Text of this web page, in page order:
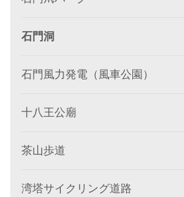
石門洞
石門風力発電（風車公園）
十八王公廟
茶山歩道
湾塔サイクリング道路